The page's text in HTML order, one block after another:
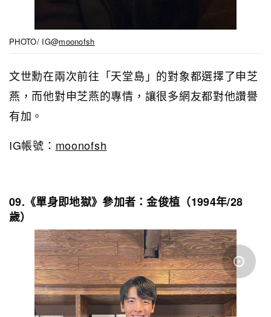
PHOTO/ IG@moonofsh
文世勳在兩次前往「天堂島」的對象都選擇了申芝
燕，而他對申芝燕的專情，讓很多網友都對他讚譽
有加。
IG帳號： moonofsh
09.《單身即地獄》參加者：金俊植（1994年/28
歲）